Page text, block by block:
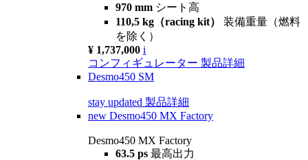
970 mm シート高
110,5 kg（racing kit） 装備重量（燃料
を除く）
¥ 1,737,000 i
コンフィギュレーター 製品詳細
Desmo450 SM
stay updated 製品詳細
new Desmo450 MX Factory
Desmo450 MX Factory
63.5 ps 最高出力